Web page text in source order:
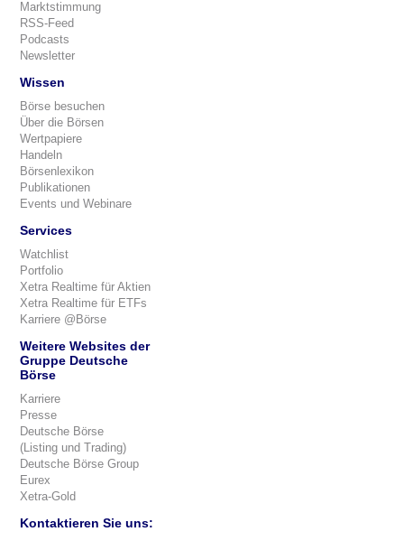
Marktstimmung
RSS-Feed
Podcasts
Newsletter
Wissen
Börse besuchen
Über die Börsen
Wertpapiere
Handeln
Börsenlexikon
Publikationen
Events und Webinare
Services
Watchlist
Portfolio
Xetra Realtime für Aktien
Xetra Realtime für ETFs
Karriere @Börse
Weitere Websites der
Gruppe Deutsche
Börse
Karriere
Presse
Deutsche Börse
(Listing und Trading)
Deutsche Börse Group
Eurex
Xetra-Gold
Kontaktieren Sie uns: